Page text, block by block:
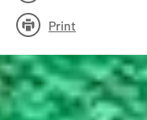
Print